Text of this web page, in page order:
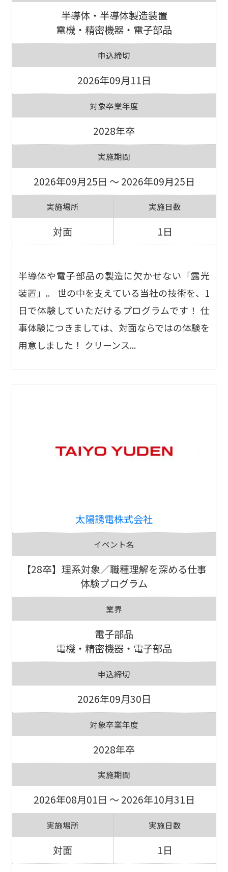
半導体・半導体製造装置
電機・精密機器・電子部品
申込締切
2026年09月11日
対象卒業年度
2028年卒
実施期間
2026年09月25日 ～ 2026年09月25日
実施場所
対面
実施日数
1日
半導体や電子部品の製造に欠かせない「露光
装置」。 世の中を支えている当社の技術を、1
日で体験していただけるプログラムです！ 仕
事体験につきましては、対面ならではの体験を
用意しました！ クリーンス...
太陽誘電株式会社
イベント名
【28卒】理系対象／職種理解を深める仕事
体験プログラム
業界
電子部品
電機・精密機器・電子部品
申込締切
2026年09月30日
対象卒業年度
2028年卒
実施期間
2026年08月01日 ～ 2026年10月31日
実施場所
対面
実施日数
1日